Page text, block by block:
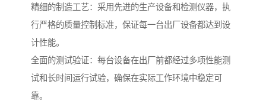
精细的制造工艺：采用先进的生产设备和检测仪器，执
行严格的质量控制标准，保证每一台出厂设备都达到设
计性能。
全面的测试验证：每台设备在出厂前都经过多项性能测
试和长时间运行试验，确保在实际工作环境中稳定可
靠。